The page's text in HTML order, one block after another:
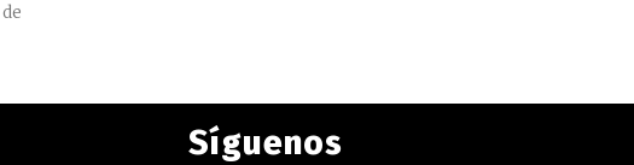
Síguenos